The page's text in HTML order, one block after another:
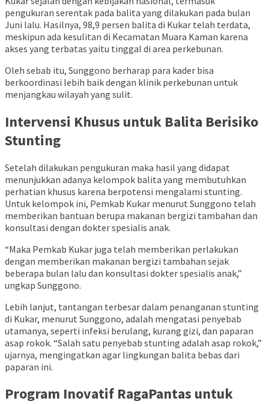
pengukuran serentak pada balita yang dilakukan pada bulan
Juni lalu. Hasilnya, 98,9 persen balita di Kukar telah terdata,
meskipun ada kesulitan di Kecamatan Muara Kaman karena
akses yang terbatas yaitu tinggal di area perkebunan.
Oleh sebab itu, Sunggono berharap para kader bisa
berkoordinasi lebih baik dengan klinik perkebunan untuk
menjangkau wilayah yang sulit.
Intervensi Khusus untuk Balita Berisiko
Stunting
Setelah dilakukan pengukuran maka hasil yang didapat
menunjukkan adanya kelompok balita yang membutuhkan
perhatian khusus karena berpotensi mengalami stunting.
Untuk kelompok ini, Pemkab Kukar menurut Sunggono telah
memberikan bantuan berupa makanan bergizi tambahan dan
konsultasi dengan dokter spesialis anak.
“Maka Pemkab Kukar juga telah memberikan perlakukan
dengan memberikan makanan bergizi tambahan sejak
beberapa bulan lalu dan konsultasi dokter spesialis anak,”
ungkap Sunggono.
Lebih lanjut, tantangan terbesar dalam penanganan stunting
di Kukar, menurut Sunggono, adalah mengatasi penyebab
utamanya, seperti infeksi berulang, kurang gizi, dan paparan
asap rokok. “Salah satu penyebab stunting adalah asap rokok,”
ujarnya, mengingatkan agar lingkungan balita bebas dari
paparan ini.
Program Inovatif RagaPantas untuk